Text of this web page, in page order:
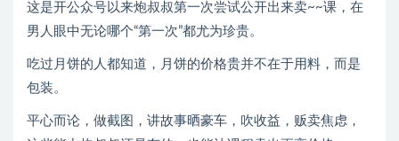
这是开公众号以来炮叔叔第一次尝试公开出来卖~~课，在
男人眼中无论哪个“第一次”都尤为珍贵。
吃过月饼的人都知道，月饼的价格贵并不在于用料，而是
包装。
平心而论，做截图，讲故事晒豪车，吹收益，贩卖焦虑，